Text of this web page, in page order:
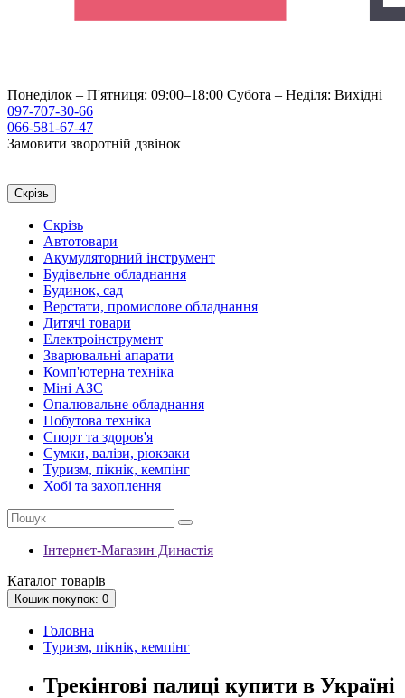
Понеділок – П'ятниця: 09:00–18:00 Субота – Неділя: Вихідні
097-707-30-66
066-581-67-47
Замовити зворотній дзвінок
Скрізь
Скрізь
Автотовари
Акумуляторний інструмент
Будівельне обладнання
Будинок, сад
Верстати, промислове обладнання
Дитячі товари
Електроінструмент
Зварювальні апарати
Комп'ютерна техніка
Міні АЗС
Опалювальне обладнання
Побутова техніка
Спорт та здоров'я
Сумки, валізи, рюкзаки
Туризм, пікнік, кемпінг
Хобі та захоплення
Інтернет-Магазин Династія
Каталог товарів
Кошик покупок: 0
Головна
Туризм, пікнік, кемпінг
Трекінгові палиці купити в Україні